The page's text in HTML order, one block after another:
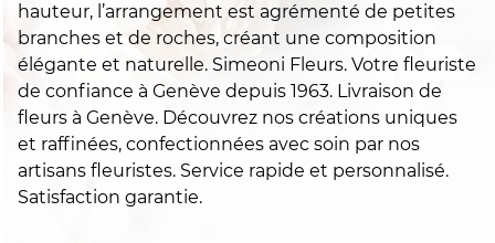
hauteur, l’arrangement est agrémenté de petites
branches et de roches, créant une composition
élégante et naturelle. Simeoni Fleurs. Votre fleuriste
de confiance à Genève depuis 1963. Livraison de
fleurs à Genève. Découvrez nos créations uniques
et raffinées, confectionnées avec soin par nos
artisans fleuristes. Service rapide et personnalisé.
Satisfaction garantie.